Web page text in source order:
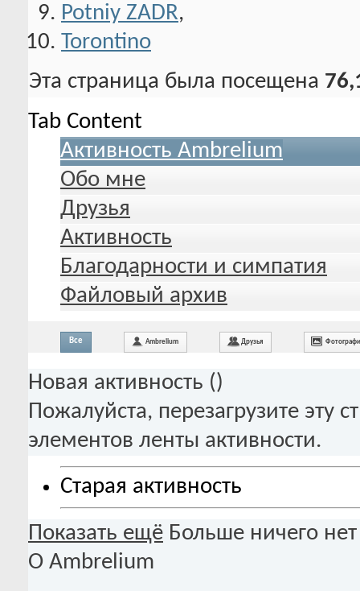
Potniy ZADR,
Torontino
Эта страница была посещена
Tab Content
Активность Ambrelium
Обо мне
Друзья
Активность
Благодарности и симпатия
Файловый архив
Все Ambrelium Друзья
Новая активность ()
Пожалуйста, перезагрузите эту
элементов ленты активности.
Старая активность
Показать ещё Больше ничего нет
О Ambrelium